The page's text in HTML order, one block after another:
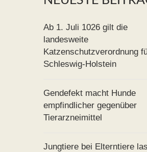
Ab 1. Juli 1026 gilt die
landesweite
Katzenschutzverordnung
Schleswig-Holstein
Gendefekt macht Hunde
empfindlicher gegenüber
Tierarzneimittel
Jungtiere bei Elterntiere